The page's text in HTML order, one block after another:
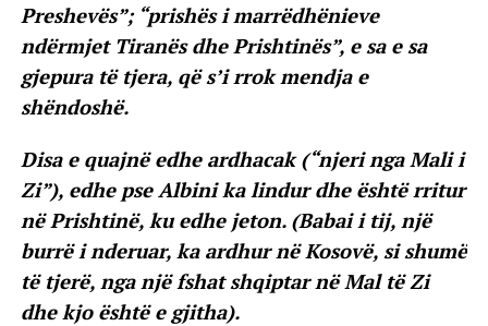
Preshevës”; “prishës i marrëdhënieve
ndërmjet Tiranës dhe Prishtinës”, e sa e sa
gjepura të tjera, që s’i rrok mendja e
shëndoshë.
Disa e quajnë edhe ardhacak (“njeri nga Mali i
Zi”), edhe pse Albini ka lindur dhe është rritur
në Prishtinë, ku edhe jeton. (Babai i tij, një
burrë i nderuar, ka ardhur në Kosovë, si shumë
të tjerë, nga një fshat shqiptar në Mal të Zi
dhe kjo është e gjitha).